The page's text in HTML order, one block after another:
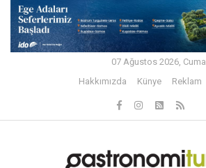
07 Ağustos 2026, Cuma
Hakkımızda
Künye Reklam